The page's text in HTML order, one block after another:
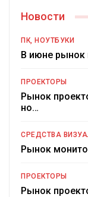
Новости
ПК, НОУТБУКИ
В июне рынок
ПРОЕКТОРЫ
Рынок
но…
СРЕДСТВА
Рынок
ПРОЕКТОРЫ
Рынок